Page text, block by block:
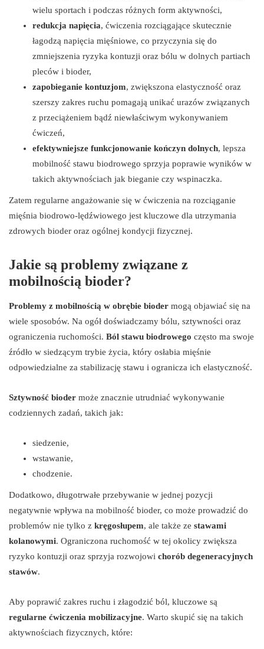
wielu sportach i podczas różnych form aktywności,
redukcja napięcia, ćwiczenia rozciągające skutecznie
łagodzą napięcia mięśniowe, co przyczynia się do
zmniejszenia ryzyka kontuzji oraz bólu w dolnych partiach
pleców i bioder,
zapobieganie kontuzjom, zwiększona elastyczność oraz
szerszy zakres ruchu pomagają unikać urazów związanych
z przeciążeniem bądź niewłaściwym wykonywaniem
ćwiczeń,
efektywniejsze funkcjonowanie kończyn dolnych, lepsza
mobilność stawu biodrowego sprzyja poprawie wyników w
takich aktywnościach jak bieganie czy wspinaczka.
Zatem regularne angażowanie się w ćwiczenia na rozciąganie
mięśnia biodrowo-lędźwiowego jest kluczowe dla utrzymania
zdrowych bioder oraz ogólnej kondycji fizycznej.
Jakie są problemy związane z
mobilnością bioder?
Problemy z mobilnością w obrębie bioder mogą objawiać się na
wiele sposobów. Na ogół doświadczamy bólu, sztywności oraz
ograniczenia ruchomości. Ból stawu biodrowego często ma swoje
źródło w siedzącym trybie życia, który osłabia mięśnie
odpowiedzialne za stabilizację stawu i ogranicza ich elastyczność.
Sztywność bioder może znacznie utrudniać wykonywanie
codziennych zadań, takich jak:
siedzenie,
wstawanie,
chodzenie.
Dodatkowo, długotrwałe przebywanie w jednej pozycji
negatywnie wpływa na mobilność bioder, co może prowadzić do
problemów nie tylko z kręgosłupem, ale także ze stawami
kolanowymi. Ograniczona ruchomość w tej okolicy zwiększa
ryzyko kontuzji oraz sprzyja rozwojowi chorób degeneracyjnych
stawów.
Aby poprawić zakres ruchu i złagodzić ból, kluczowe są
regularne ćwiczenia mobilizacyjne. Warto skupić się na takich
aktywnościach fizycznych, które: